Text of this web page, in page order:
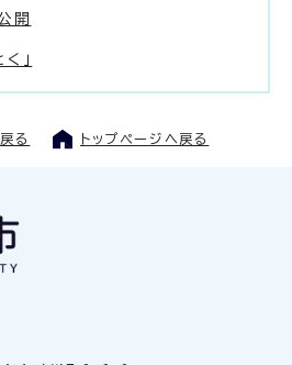
開
」
る トップページへ戻る